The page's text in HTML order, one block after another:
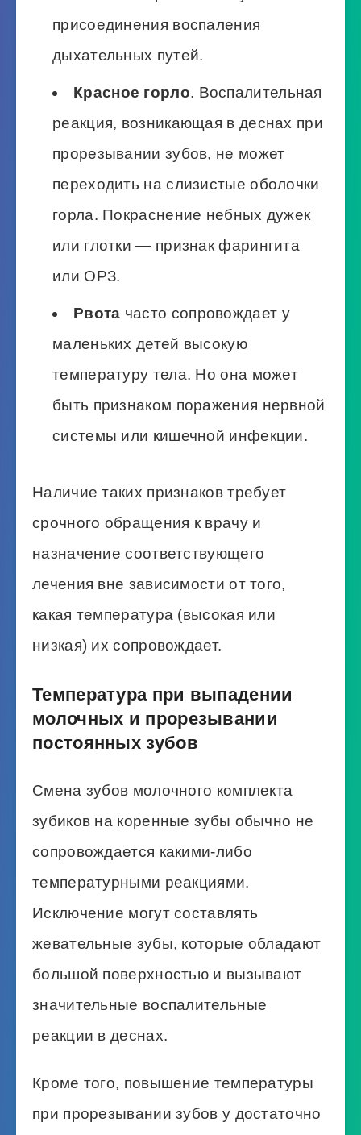
присоединения воспаления
дыхательных путей.
Красное горло. Воспалительная
реакция, возникающая в деснах при
прорезывании зубов, не может
переходить на слизистые оболочки
горла. Покраснение небных дужек
или глотки — признак фарингита
или ОРЗ.
Рвота часто сопровождает у
маленьких детей высокую
температуру тела. Но она может
быть признаком поражения нервной
системы или кишечной инфекции.
Наличие таких признаков требует
срочного обращения к врачу и
назначение соответствующего
лечения вне зависимости от того,
какая температура (высокая или
низкая) их сопровождает.
Температура при выпадении
молочных и прорезывании
постоянных зубов
Смена зубов молочного комплекта
зубиков на коренные зубы обычно не
сопровождается какими-либо
температурными реакциями.
Исключение могут составлять
жевательные зубы, которые обладают
большой поверхностью и вызывают
значительные воспалительные
реакции в деснах.
Кроме того, повышение температуры
при прорезывании зубов у достаточно